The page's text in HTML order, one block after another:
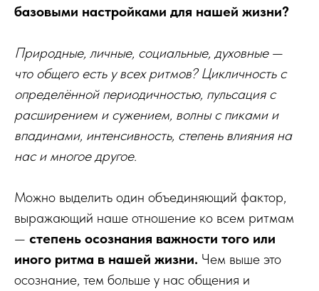
базовыми настройками для нашей жизни?
Природные, личные, социальные, духовные —
что общего есть у всех ритмов? Цикличность с
определённой периодичностью, пульсация с
расширением и сужением, волны с пиками и
впадинами, интенсивность, степень влияния на
нас и многое другое.
Можно выделить один объединяющий фактор,
выражающий наше отношение ко всем ритмам
— степень осознания важности того или
иного ритма в нашей жизни. Чем выше это
осознание, тем больше у нас общения и